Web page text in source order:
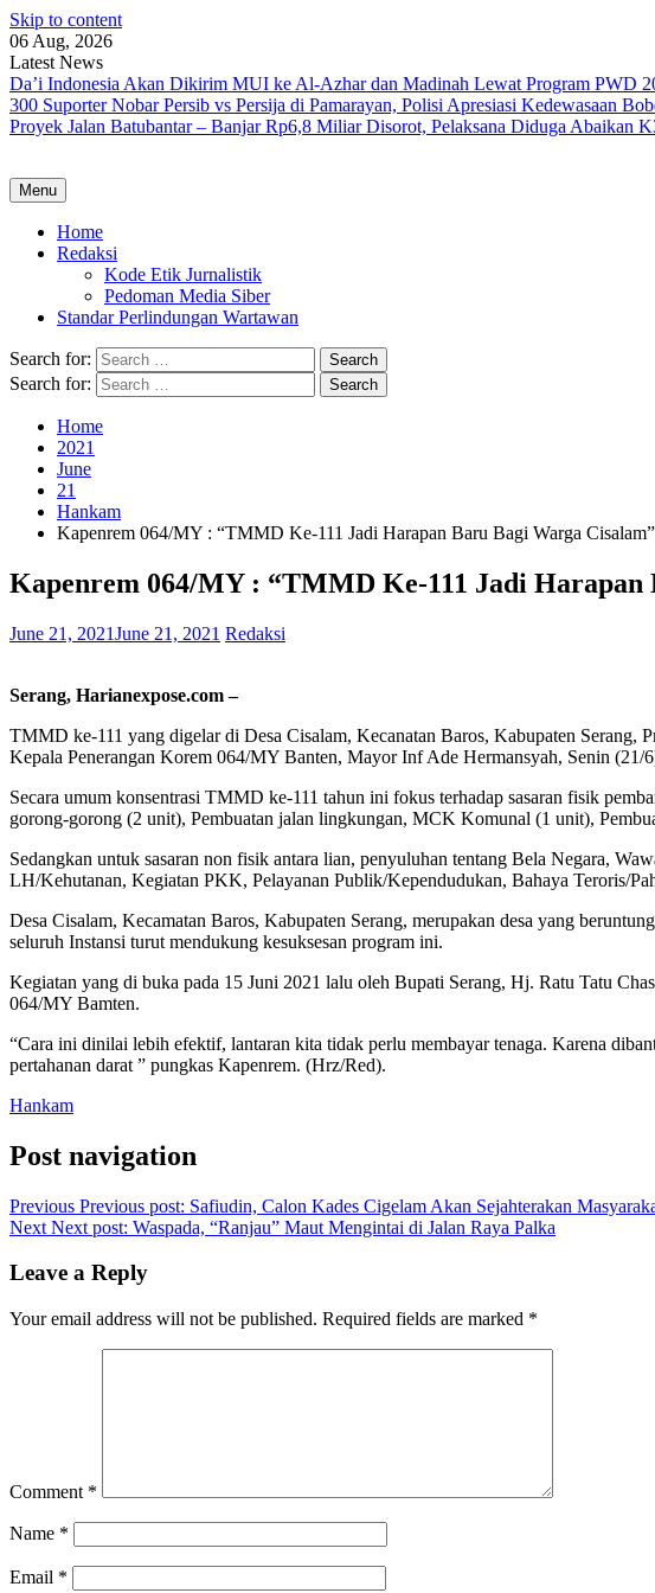
Skip to content
06 Aug, 2026
Latest News
Da’i Indonesia Akan Dikirim MUI ke Al-Azhar dan Madinah Lewat Program PWD
300 Suporter Nobar Persib vs Persija di Pamarayan, Polisi Apresiasi Kedewasaan
Proyek Jalan Batubantar – Banjar Rp6,8 Miliar Disorot, Pelaksana Diduga Abaikan
Menu
Home
Redaksi
Kode Etik Jurnalistik
Pedoman Media Siber
Standar Perlindungan Wartawan
Search for:
Search for:
Home
2021
June
21
Hankam
Kapenrem 064/MY : “TMMD Ke-111 Jadi Harapan Baru Bagi Warga Cisalam”
Kapenrem 064/MY : “TMMD Ke-111 Jadi Harapan
June 21, 2021June 21, 2021 Redaksi
Serang, Harianexpose.com –
TMMD ke-111 yang digelar di Desa Cisalam, Kecanatan Baros, Kabupaten Serang,
Kepala Penerangan Korem 064/MY Banten, Mayor Inf Ade Hermansyah, Senin (21/
Secara umum konsentrasi TMMD ke-111 tahun ini fokus terhadap sasaran fisik
gorong-gorong (2 unit), Pembuatan jalan lingkungan, MCK Komunal (1 unit),
Sedangkan untuk sasaran non fisik antara lian, penyuluhan tentang Bela Negara,
LH/Kehutanan, Kegiatan PKK, Pelayanan Publik/Kependudukan, Bahaya Teroris/
Desa Cisalam, Kecamatan Baros, Kabupaten Serang, merupakan desa yang
seluruh Instansi turut mendukung kesuksesan program ini.
Kegiatan yang di buka pada 15 Juni 2021 lalu oleh Bupati Serang, Hj. Ratu Tatu
064/MY Bamten.
“Cara ini dinilai lebih efektif, lantaran kita tidak perlu membayar tenaga. Karena
pertahanan darat ” pungkas Kapenrem. (Hrz/Red).
Hankam
Post navigation
Previous Previous post: Safiudin, Calon Kades Cigelam Akan Sejahterakan
Next Next post: Waspada, “Ranjau” Maut Mengintai di Jalan Raya Palka
Leave a Reply
Your email address will not be published. Required fields are marked *
Comment *
Name *
Email *